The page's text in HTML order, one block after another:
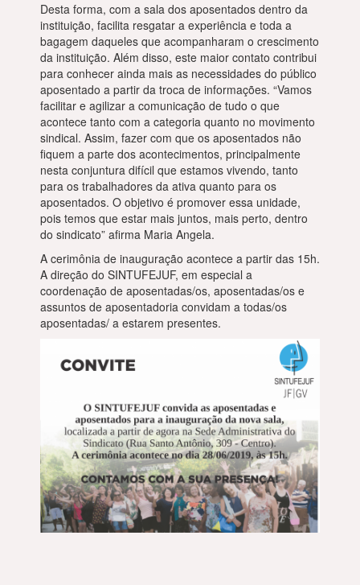
Desta forma, com a sala dos aposentados dentro da
instituição, facilita resgatar a experiência e toda a
bagagem daqueles que acompanharam o crescimento
da instituição. Além disso, este maior contato contribui
para conhecer ainda mais as necessidades do público
aposentado a partir da troca de informações. “Vamos
facilitar e agilizar a comunicação de tudo o que
acontece tanto com a categoria quanto no movimento
sindical. Assim, fazer com que os aposentados não
fiquem a parte dos acontecimentos, principalmente
nesta conjuntura difícil que estamos vivendo, tanto
para os trabalhadores da ativa quanto para os
aposentados. O objetivo é promover essa unidade,
pois temos que estar mais juntos, mais perto, dentro
do sindicato” afirma Maria Angela.
A cerimônia de inauguração acontece a partir das 15h.
A direção do SINTUFEJUF, em especial a
coordenação de aposentadas/os, aposentadas/os e
assuntos de aposentadoria convidam a todas/os
aposentadas/ a estarem presentes.